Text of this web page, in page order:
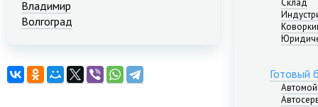
Владимир
Волгоград
Казань
Калининград
Склад
Готовый